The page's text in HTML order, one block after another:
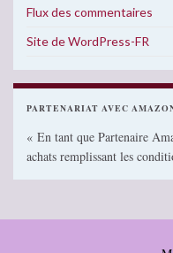
Flux des commentaires
Site de WordPress-FR
PARTENARIAT AVEC
« En tant que Partenaire
achats remplissant les